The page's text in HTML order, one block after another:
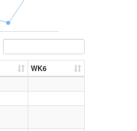
WK6